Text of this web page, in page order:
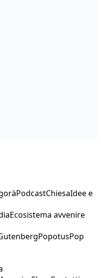
PodcastChiesaIdee e
Ecosistema avvenire
PopotusPop